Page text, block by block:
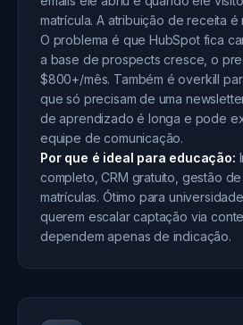
matrícula. A atribuição de receita é
O problema é que HubSpot fica
a base de prospects cresce, o
$800+/mês. Também é overkill
que só precisam de uma
de aprendizado é longa e pode
equipe de comunicação.
Por que é ideal para educação:
completo, CRM gratuito, gestão
matrículas. Ótimo para
querem escalar captação via
dependem apenas de indicação.